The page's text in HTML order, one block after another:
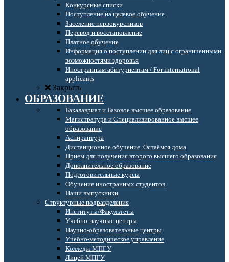
Конкурсные списки
Поступление на целевое обучение
Заселение первокурсников
Перевод и восстановление
Платное обучение
Информация о поступлении для лиц с ограниченными
возможностями здоровья
Иностранным абитуриентам / For international
applicants
Закрыть
ОБРАЗОВАНИЕ
Бакалавриат и Базовое высшее образование
Магистратура и Специализированное высшее
образование
Аспирантура
Дистанционное обучение. Остаёмся дома
Прием для получения второго высшего образования
Дополнительное образование
Подготовительные курсы
Обучение иностранных студентов
Наши выпускники
Структурные подразделения
Институты/Факультеты
Учебно-научные центры
Научно-образовательные центры
Учебно-методическое управление
Колледж МПГУ
Лицей МПГУ